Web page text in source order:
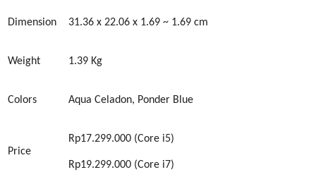
Dimension 31.36 x 22.06 x 1.69 ~ 1.69 cm
Weight 1.39 Kg
Colors Aqua Celadon, Ponder Blue
Price
Rp17.299.000 (Core i5)
Rp19.299.000 (Core i7)